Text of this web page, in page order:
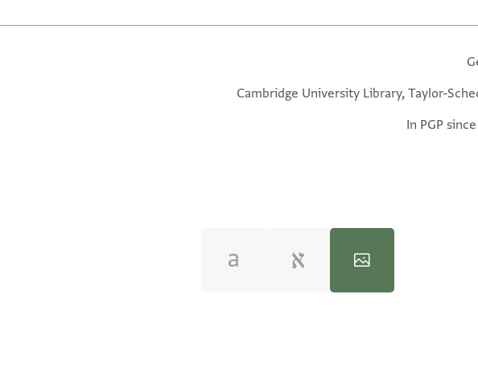
Cambridge University Library, Taylor-
In PGP